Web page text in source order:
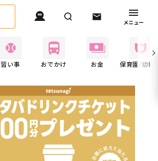
メニュー
習い事 おでかけ お金 保育園/幼稚